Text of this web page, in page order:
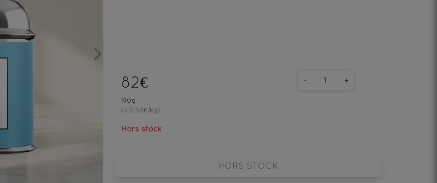
Next
82€
190g
(431.58€/kg)
Hors stock
- +
HORS STOCK